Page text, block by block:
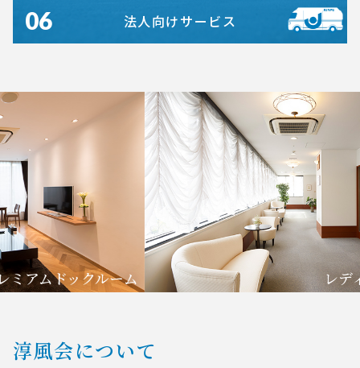
06 法人向けサービス
ドックルーム レディー
淳風会について